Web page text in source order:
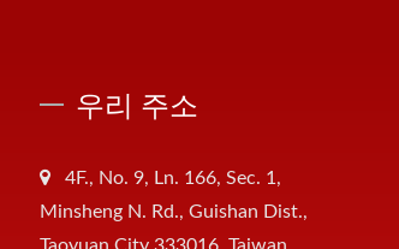
우리 주소
4F., No. 9, Ln. 166, Sec. 1,
Minsheng N. Rd., Guishan Dist.,
Taoyuan City 333016, Taiwan